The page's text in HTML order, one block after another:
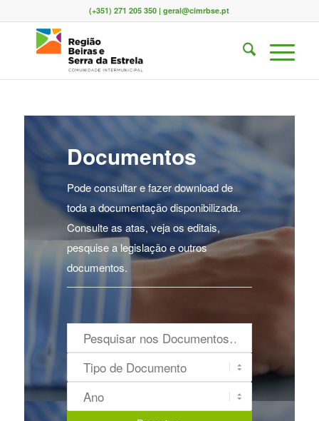
(+351) 271 205 350 | geral@cimrbse.pt
Documentos
Pode consultar e fazer download de
toda a documentação disponibilizada.
Consulte as atas, veja os editais,
pesquise a legislação e outros
documentos.